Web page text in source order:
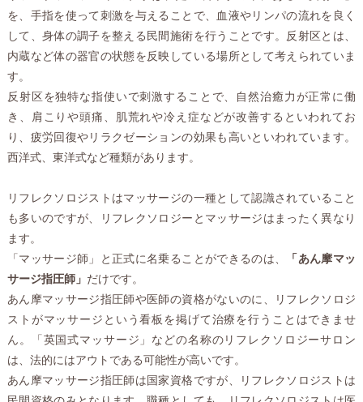
を、手指を使って刺激を与えることで、血液やリンパの流れを良く
して、身体の調子を整える民間施術を行うことです。反射区とは、
内蔵など体の器官の状態を反映している場所として考えられていま
す。
反射区を独特な指使いで刺激することで、自然治癒力が正常に働
き、肩こりや頭痛、肌荒れや冷え症などが改善するといわれてお
り、疲労回復やリラクゼーションの効果も高いといわれています。
西洋式、東洋式など種類があります。
リフレクソロジストはマッサージの一種として認識されていること
も多いのですが、リフレクソロジーとマッサージはまったく異なり
ます。
「マッサージ師」と正式に名乗ることができるのは、
「あん摩マッ
サージ指圧師」 だけです。
あん摩マッサージ指圧師や医師の資格がないのに、リフレクソロジ
ストがマッサージという看板を掲げて治療を行うことはできませ
ん。「英国式マッサージ」などの名称のリフレクソロジーサロン
は、法的にはアウトである可能性が高いです。
あん摩マッサージ指圧師は国家資格ですが、リフレクソロジストは